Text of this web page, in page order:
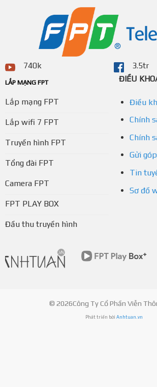
740k 3.5tr
LẮP MẠNG FPT
Lắp mạng FPT
Lắp wifi 7 FPT
Truyền hình FPT
Tổng đài FPT
Camera FPT
FPT PLAY BOX
Đầu thu truyền hình
ĐIỀU
Điều
Chính
Chính
Gửi
Tin
Sơ đồ
© 2026Công Ty Cổ Phần Viễn
Phát triển bởi Anhtuan.vn